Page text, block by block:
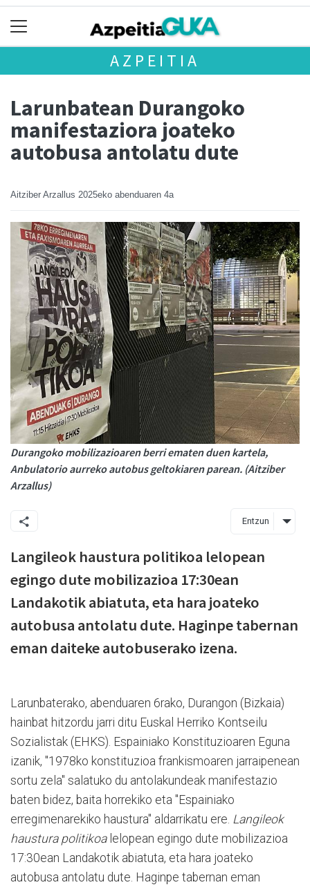
AZPEITIA
Larunbatean Durangoko
manifestaziora joateko
autobusa antolatu dute
Aitziber Arzallus 2025eko abenduaren 4a
Durangoko mobilizazioaren berri ematen duen kartela,
Anbulatorio aurreko autobus geltokiaren parean. (Aitziber
Arzallus)
Entzun
Langileok haustura politikoa lelopean
egingo dute mobilizazioa 17:30ean
Landakotik abiatuta, eta hara joateko
autobusa antolatu dute. Haginpe tabernan
eman daiteke autobuserako izena.
Larunbaterako, abenduaren 6rako, Durangon (Bizkaia)
hainbat hitzordu jarri ditu Euskal Herriko Kontseilu
Sozialistak (EHKS). Espainiako Konstituzioaren Eguna
izanik, "1978ko konstituzioa frankismoaren jarraipenean
sortu zela" salatuko du antolakundeak manifestazio
baten bidez, baita horrekiko eta "Espainiako
erregimenarekiko haustura" aldarrikatu ere. Langileok
haustura politikoalelopean egingo dute mobilizazioa
17:30ean Landakotik abiatuta, eta hara joateko
autobusa antolatu dute. Haginpe tabernan eman